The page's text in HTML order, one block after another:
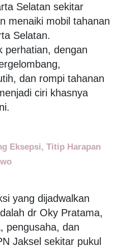
Selatan sekitar
menaiki mobil tahanan
Selatan.
perhatian, dengan
dan rompi tahanan
ciri khasnya
Eksepsi, Titip Harapan
yang dijadwalkan
dr Oky Pratama,
pengusaha, dan
Jaksel sekitar pukul